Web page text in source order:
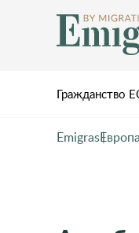
Гражданство
EmigrasЕвропа